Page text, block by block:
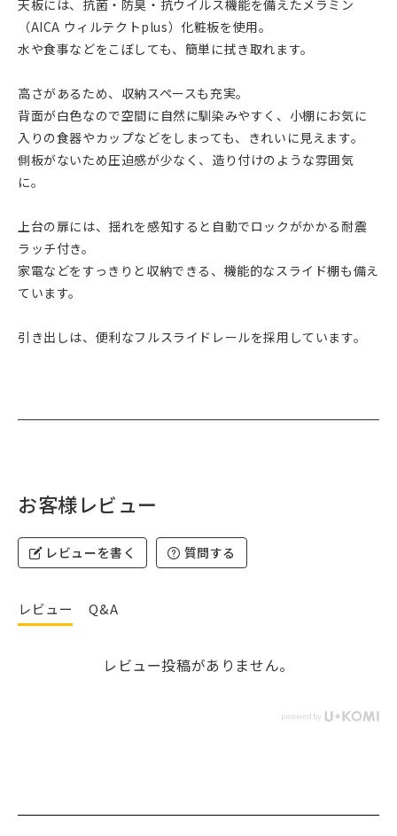
天板には、抗菌・防臭・抗ウイルス機能を備えたメラミン
（AICA ウィルテクトplus）化粧板を使用。
水や食事などをこぼしても、簡単に拭き取れます。
高さがあるため、収納スペースも充実。
背面が白色なので空間に自然に馴染みやすく、小棚にお気に
入りの食器やカップなどをしまっても、きれいに見えます。
側板がないため圧迫感が少なく、造り付けのような雰囲気
に。
上台の扉には、揺れを感知すると自動でロックがかかる耐震
ラッチ付き。
家電などをすっきりと収納できる、機能的なスライド棚も備え
ています。
引き出しは、便利なフルスライドレールを採用しています。
お客様レビュー
レビューを書く 質問する
レビュー Q&A
レビュー投稿がありません。